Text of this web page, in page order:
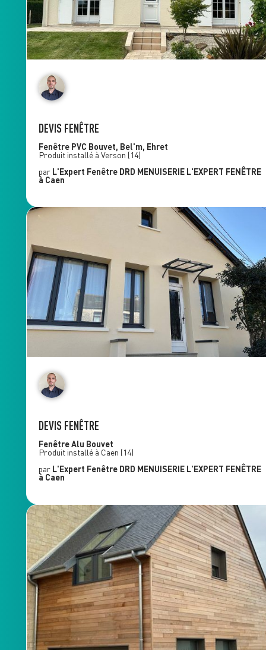
DEVIS FENÊTRE
Fenêtre PVC Bouvet, Bel'm, Ehret
Produit installé à Verson (14)
par L'Expert Fenêtre DRD MENUISERIE L'EXPERT FENÊTRE
à Caen
DEVIS FENÊTRE
Fenêtre Alu Bouvet
Produit installé à Caen (14)
par L'Expert Fenêtre DRD MENUISERIE L'EXPERT FENÊTRE
à Caen